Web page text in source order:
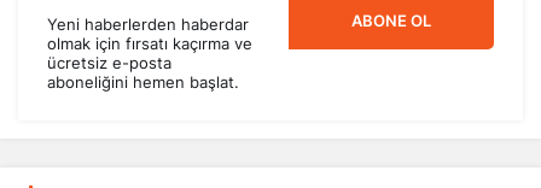
Yeni haberlerden haberdar
olmak için fırsatı kaçırma ve
ücretsiz e-posta
aboneliğini hemen başlat.
ABONE OL